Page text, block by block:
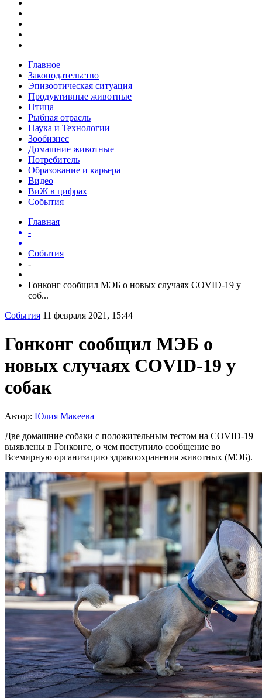
Главное
Законодательство
Эпизоотическая ситуация
Продуктивные животные
Птица
Рыбная отрасль
Наука и Технологии
Зообизнес
Домашние животные
Потребитель
Образование и карьера
Видео
ВиЖ в цифрах
События
Главная
-
События
-
Гонконг сообщил МЭБ о новых случаях COVID-19 у
соб...
События 11 февраля 2021, 15:44
Гонконг сообщил МЭБ о
новых случаях COVID-19 у
собак
Автор: Юлия Макеева
Две домашние собаки с положительным тестом на COVID-19
выявлены в Гонконге, о чем поступило сообщение во
Всемирную организацию здравоохранения животных (МЭБ).